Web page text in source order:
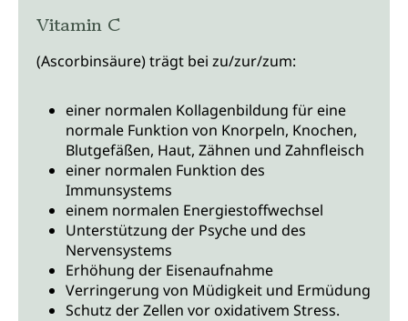
Vitamin C
(Ascorbinsäure) trägt bei zu/zur/zum:
einer normalen Kollagenbildung für eine
normale Funktion von Knorpeln, Knochen,
Blutgefäßen, Haut, Zähnen und Zahnfleisch
einer normalen Funktion des
Immunsystems
einem normalen Energiestoffwechsel
Unterstützung der Psyche und des
Nervensystems
Erhöhung der Eisenaufnahme
Verringerung von Müdigkeit und Ermüdung
Schutz der Zellen vor oxidativem Stress.